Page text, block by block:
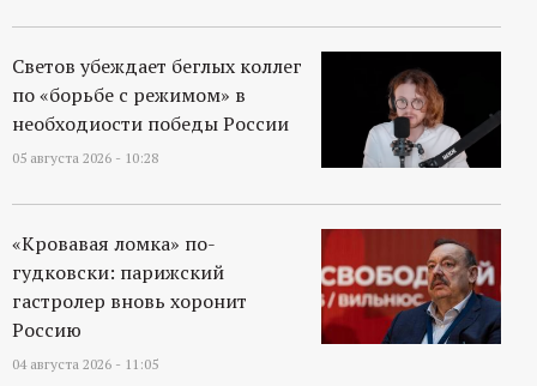
Светов убеждает беглых коллег
по «борьбе с режимом» в
необходиости победы России
05 августа 2026 - 10:28
«Кровавая ломка» по-
гудковски: парижский
гастролер вновь хоронит
Россию
04 августа 2026 - 11:05